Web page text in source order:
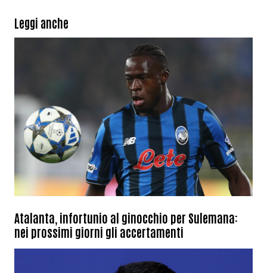
Leggi anche
Atalanta, infortunio al ginocchio per Sulemana:
nei prossimi giorni gli accertamenti